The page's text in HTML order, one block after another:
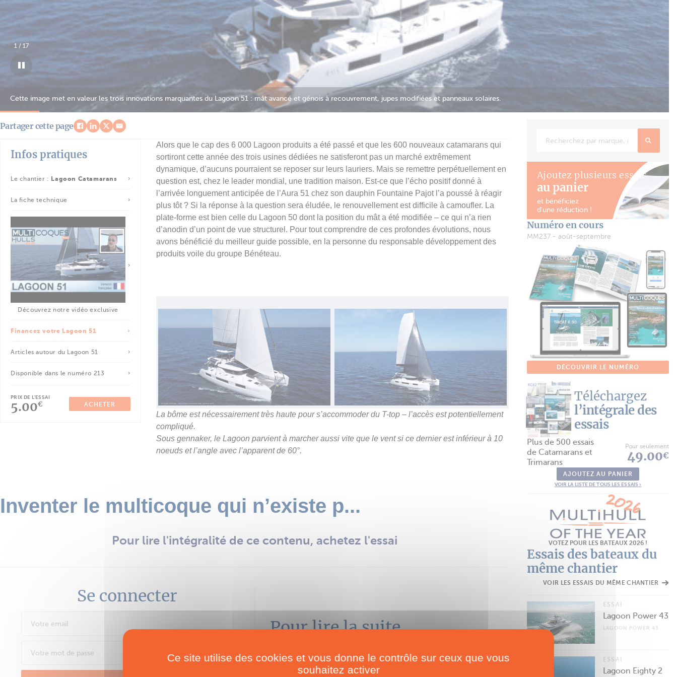
2 / 17
Partager cette page
Infos pratiques
Le chantier : Lagoon Catamarans
La fiche technique
Découvrez notre vidéo exclusive
Financez votre Lagoon 51
Articles autour du Lagoon 51
Disponible dans le numéro 213
PRIX DE L'ESSAI
5.00€ ACHETER
Alors que le cap des 6 000 Lagoon produits a été passé et que les 600 nouveaux catamarans qui
sortiront cette année des trois usines dédiées ne satisferont pas un marché extrêmement
dynamique, d’aucuns pourraient se reposer sur leurs lauriers. Mais se remettre perpétuellement en
question est, chez le leader mondial, une tradition maison. Est-ce que l’écho positif donné à
l’arrivée longuement anticipée de l’Aura 51 chez son dauphin Fountaine Pajot l’a poussé à réagir
plus tôt ? Si la réponse à la question sera éludée, le renouvellement est difficile à camoufler. La
plate-forme est bien celle du Lagoon 50 dont la position du mât a été modifiée – ce qui n’a rien
d’anodin d’un point de vue structurel. Pour tout comprendre de ces profondes évolutions, nous
avons bénéficié du meilleur guide possible, en la personne du responsable développement des
produits voile du groupe Bénéteau.
La bôme est nécessairement très haute pour s’accommoder du T-top – l’accès est potentiellement
compliqué.
Sous gennaker, le Lagoon parvient à marcher aussi vite que le vent si ce dernier est inférieur à 10
noeuds et l’angle avec l’apparent de 60°.
Inventer le multicoque qui n’existe p...
Pour lire l'intégralité de ce contenu, achetez l'essai
Se connecter
Pour lire la suite
Ajoutez plusieurs essais
au panier
et bénéficiez
d'une réduction !
Numéro en cours
MM237 - août-septembre
DÉCOUVRIR LE NUMÉRO
Téléchargez
l’intégrale des
essais
Plus de 500 essais
de Catamarans et
Trimarans
Pour seulement
49.00€
AJOUTEZ AU PANIER
VOIR LA LISTE DE TOUS LES ESSAIS ›
VOTEZ POUR LES BATEAUX 2026 !
Essais des bateaux du
même chantier
VOIR LES ESSAIS DU MÊME CHANTIER
ESSAI
Lagoon Power 43
LAGOON POWER 43
ESSAI
Lagoon Eighty 2
Ce site utilise des cookies et vous donne le contrôle sur ceux que vous
souhaitez activer